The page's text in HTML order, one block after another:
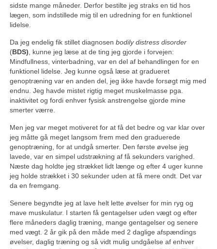
sidste mange måneder. Derfor bestilte jeg straks en tid hos
lægen, som indstillede mig til en udredning for en funktionel
lidelse.
Da jeg endelig fik stillet diagnosen bodily distress disorder
(BDS) , kunne jeg læse at de ting jeg gjorde i forvejen:
Mindfullness, vinterbadning, var en del af behandlingen for en
funktionel lidelse. Jeg kunne også læse at gradueret
genoptræning var en anden del, jeg ikke havde forsøgt mig med
endnu. Jeg havde mistet rigtig meget muskelmasse pga.
inaktivitet og fordi enhver fysisk anstrengelse gjorde mine
smerter værre.
Men jeg var meget motiveret for at få det bedre og var klar over
jeg måtte gå meget langsom frem med den graduerede
genoptræning, for at undgå smerter. Den første øvelse jeg
lavede, var en simpel udstrækning af få sekunders varighed.
Næste dag holdte jeg strækket lidt længe og efter 4 uger kunne
jeg holde strækket i 30 sekunder uden at få mere ondt. Det var
da en fremgang.
Senere begyndte jeg at lave helt lette øvelser for min ryg og
mave muskulatur. I starten få gentagelser uden vægt og efter
flere måneders daglig træning, mange gentagelser og senere
med vægt. 2 år gik på den måde med 2 daglige afspændings
øvelser, daglig træning og så vidt mulig undgåelse af enhver